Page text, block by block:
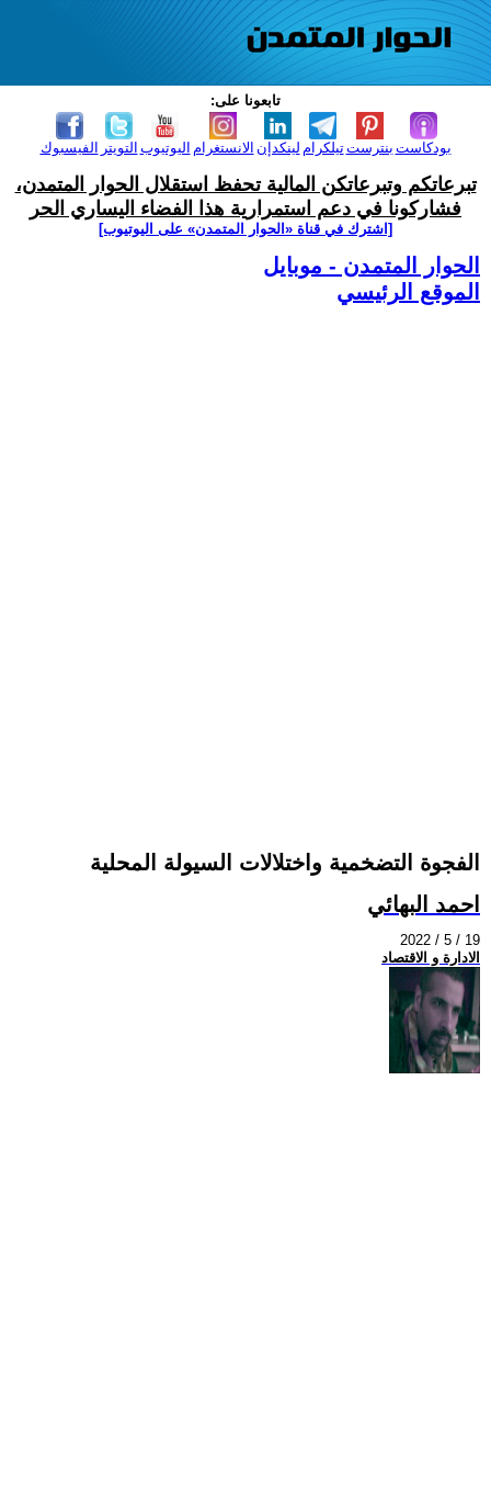
تابعونا على:
الفيسبوك التويتر اليوتيوب الانستغرام لينكدإن تيلكرامبنترست بودكاست
تبرعاتكم وتبرعاتكن المالية تحفظ استقلال الحوار المتمدن،
فشاركونا في دعم استمرارية هذا الفضاء اليساري الحر
[اشترك في قناة ‫«الحوار المتمدن» على اليوتيوب]
الحوار المتمدن - موبايل
الموقع الرئيسي
الفجوة التضخمية واختلالات السيولة المحلية
احمد البهائي
2022 / 5 / 19
الادارة و الاقتصاد